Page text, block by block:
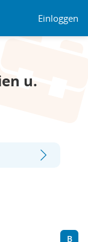
Einloggen
u.
B